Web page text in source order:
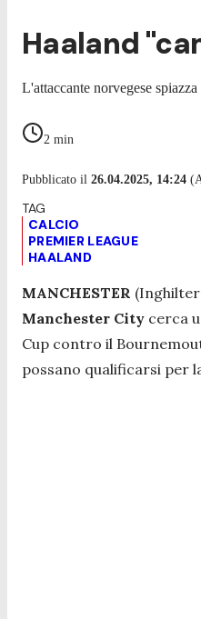
Haaland
L'attaccante norvegese
2 min
Pubblicato il 26.04.2025, 14:24
CALCIO
PREMIER LEAGUE
HAALAND
MANCHESTER
Manchester City cerca
Cup contro il
possano qualificarsi per